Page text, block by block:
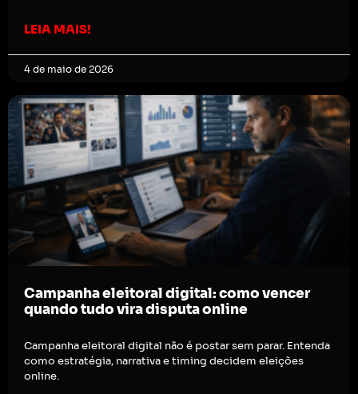
LEIA MAIS!
4 de maio de 2026
Campanha eleitoral digital: como vencer
quando tudo vira disputa online
Campanha eleitoral digital não é postar sem parar. Entenda
como estratégia, narrativa e timing decidem eleições
online.